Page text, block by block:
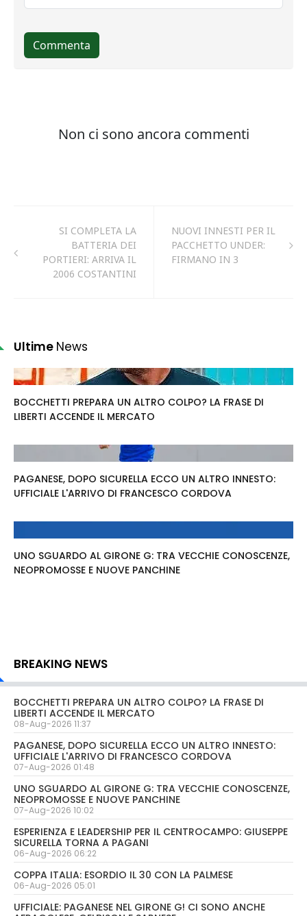
SI COMPLETA LA
BATTERIA DEI
PORTIERI: ARRIVA IL
2006 COSTANTINI
NUOVI INNESTI PER IL
PACCHETTO UNDER:
FIRMANO IN 3
Ultime News
BOCCHETTI PREPARA UN ALTRO COLPO? LA FRASE DI
LIBERTI ACCENDE IL MERCATO
PAGANESE, DOPO SICURELLA ECCO UN ALTRO INNESTO:
UFFICIALE L'ARRIVO DI FRANCESCO CORDOVA
UNO SGUARDO AL GIRONE G: TRA VECCHIE CONOSCENZE,
NEOPROMOSSE E NUOVE PANCHINE
BREAKING NEWS
BOCCHETTI PREPARA UN ALTRO COLPO? LA FRASE DI
LIBERTI ACCENDE IL MERCATO
08-Aug-2026 11:37
PAGANESE, DOPO SICURELLA ECCO UN ALTRO INNESTO:
UFFICIALE L'ARRIVO DI FRANCESCO CORDOVA
07-Aug-2026 01:48
UNO SGUARDO AL GIRONE G: TRA VECCHIE CONOSCENZE,
NEOPROMOSSE E NUOVE PANCHINE
07-Aug-2026 10:02
ESPERIENZA E LEADERSHIP PER IL CENTROCAMPO: GIUSEPPE
SICURELLA TORNA A PAGANI
06-Aug-2026 06:22
COPPA ITALIA: ESORDIO IL 30 CON LA PALMESE
06-Aug-2026 05:01
UFFICIALE: PAGANESE NEL GIRONE G! CI SONO ANCHE